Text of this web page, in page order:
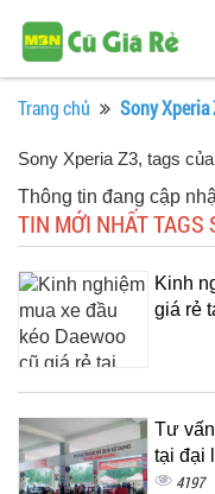
Trang chủ Sony Xperia
Sony Xperia Z3, tags
Thông tin đang cập
TIN MỚI NHẤT TAGS
Kinh
giá rẻ
Tư
tại đại
4197